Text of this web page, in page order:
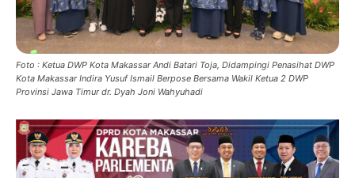
Foto : Ketua DWP Kota Makassar Andi Batari Toja, Didampingi Penasihat DWP
Kota Makassar Indira Yusuf Ismail Berpose Bersama Wakil Ketua 2 DWP
Provinsi Jawa Timur dr. Dyah Joni Wahyuhadi